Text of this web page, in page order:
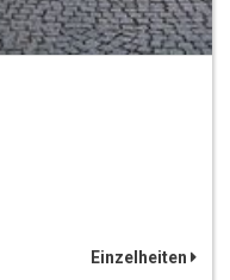
Einzelheiten